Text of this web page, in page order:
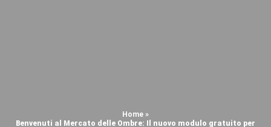
Home »
Benvenuti al Mercato delle Ombre: Il nuovo modulo gratuito per